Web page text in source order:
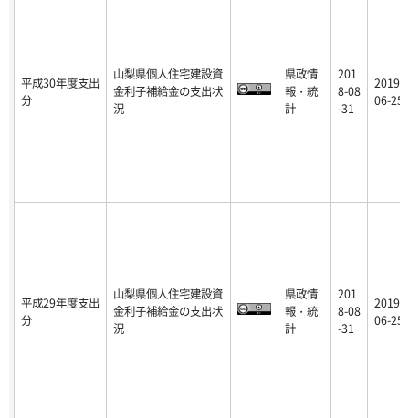
平成30年度支出
分
山梨県個人住宅建設資
金利子補給金の支出状
況
県政情
報・統
計
201
8-08
-31
2019-
06-25
平成29年度支出
分
山梨県個人住宅建設資
金利子補給金の支出状
況
県政情
報・統
計
201
8-08
-31
2019-
06-25